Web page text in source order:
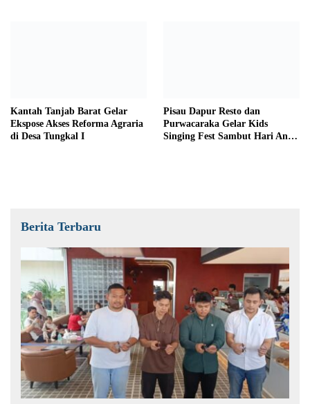
Kantah Tanjab Barat Gelar
Ekspose Akses Reforma Agraria
di Desa Tungkal I
Pisau Dapur Resto dan
Purwacaraka Gelar Kids
Singing Fest Sambut Hari Anak
Berita Terbaru